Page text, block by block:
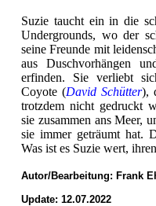
Suzie taucht ein in die
Undergrounds, wo der
seine Freunde mit
aus Duschvorhängen
erfinden. Sie verliebt
Coyote (David Schütter),
trotzdem nicht gedruckt
sie zusammen ans Meer,
sie immer geträumt hat.
Was ist es Suzie wert,
Autor/Bearbeitung: Frank
Update: 12.07.2022